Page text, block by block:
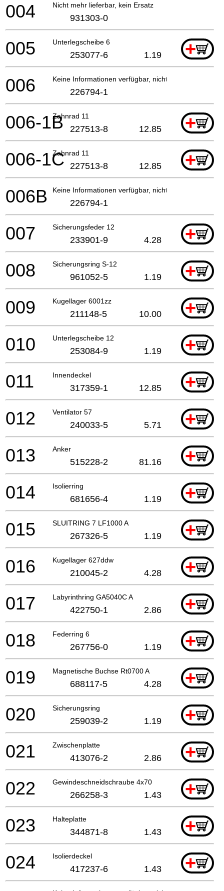
Nicht mehr lieferbar, kein Ersatz
004 931303-0
Unterlegscheibe 6 +
005 253077-6 1.19
Keine Informationen verfügbar, nicht bestellbar
006 226794-1
Zahnrad 11 +
006-1B 227513-8 12.85
Zahnrad 11 +
006-1C 227513-8 12.85
Keine Informationen verfügbar, nicht bestellbar
006B 226794-1
Sicherungsfeder 12 +
007 233901-9 4.28
Sicherungsring S-12 +
008 961052-5 1.19
Kugellager 6001zz +
009 211148-5 10.00
Unterlegscheibe 12 +
010 253084-9 1.19
Innendeckel +
011 317359-1 12.85
Ventilator 57 +
012 240033-5 5.71
Anker +
013 515228-2 81.16
Isolierring +
014 681656-4 1.19
SLUITRING 7 LF1000 A +
015 267326-5 1.19
Kugellager 627ddw +
016 210045-2 4.28
Labyrinthring GA5040C A +
017 422750-1 2.86
Federring 6 +
018 267756-0 1.19
Magnetische Buchse Rt0700 A +
019 688117-5 4.28
Sicherungsring +
020 259039-2 1.19
Zwischenplatte +
021 413076-2 2.86
Gewindeschneidschraube 4x70 +
022 266258-3 1.43
Halteplatte +
023 344871-8 1.43
Isolierdeckel +
024 417237-6 1.43